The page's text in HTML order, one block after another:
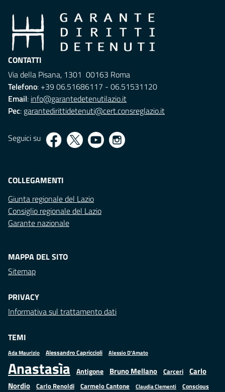
CONTATTI
Via della Pisana, 1301 00163 Roma
Telefono: +39 06.51686117 - 06.51531120
Email: info@garantedetenutilazio.it
Pec: garantedirittidetenuti@cert.consreglazio.it
Seguici su
COLLEGAMENTI
Giunta regionale del Lazio
Consiglio regionale del Lazio
Garante nazionale
MAPPA DEL SITO
Sitemap
PRIVACY
Informativa sul trattamento dati
TEMI
Ada Maurizio Alessandro Capriccioli Alessio D'Amato
Anastasìa Antigone Bruno Mellano Carceri
Carlo
Nordio Carlo Renoldi Carmelo Cantone Claudia Clementi Conscious